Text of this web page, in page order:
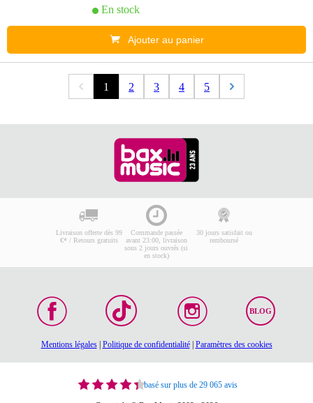
En stock
Ajouter au panier
1 2 3 4 5
Livraison offerte dès 99
€* / Retours gratuits
Commande passée
avant 23:00, livraison
sous 2 jours ouvrés (si
en stock)
30 jours satisfait ou
remboursé
BLOG
Mentions légales| Politique de confidentialité| Paramètres des cookies
basé sur plus de 29 065 avis